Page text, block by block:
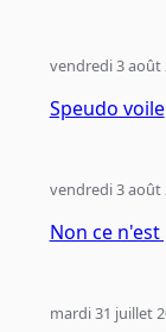
Speudo voile
vendredi 3 août
Non ce
vendredi 3 août
mardi 31 juillet